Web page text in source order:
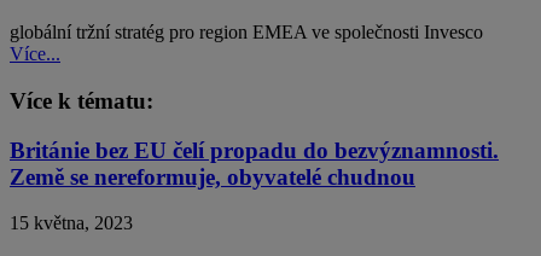
globální tržní stratég pro region EMEA ve společnosti Invesco
Více...
Více k tématu:
Británie bez EU čelí propadu do bezvýznamnosti.
Země se nereformuje, obyvatelé chudnou
15 května, 2023